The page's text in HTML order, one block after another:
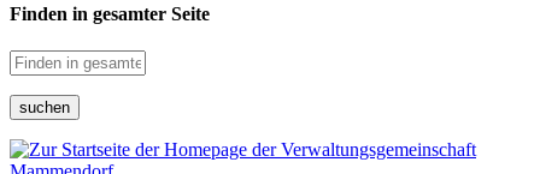
Finden in gesamter Seite
suchen